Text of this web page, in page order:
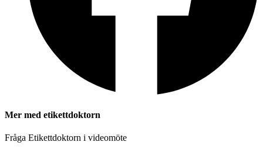
Mer med etikettdoktorn
Fråga Etikettdoktorn i videomöte